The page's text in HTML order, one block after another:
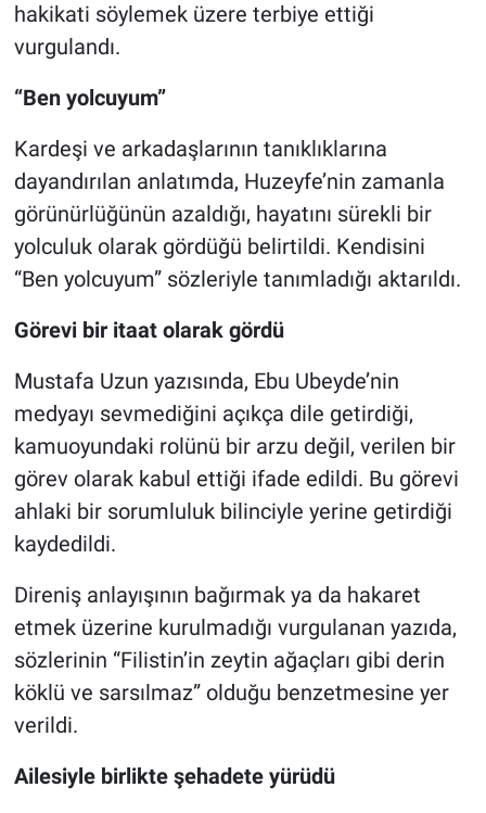
hakikati söylemek üzere terbiye ettiği
vurgulandı.
“Ben yolcuyum”
Kardeşi ve arkadaşlarının tanıklıklarına
dayandırılan anlatımda, Huzeyfe’nin zamanla
görünürlüğünün azaldığı, hayatını sürekli bir
yolculuk olarak gördüğü belirtildi. Kendisini
“Ben yolcuyum” sözleriyle tanımladığı aktarıldı.
Görevi bir itaat olarak gördü
Mustafa Uzun yazısında, Ebu Ubeyde’nin
medyayı sevmediğini açıkça dile getirdiği,
kamuoyundaki rolünü bir arzu değil, verilen bir
görev olarak kabul ettiği ifade edildi. Bu görevi
ahlaki bir sorumluluk bilinciyle yerine getirdiği
kaydedildi.
Direniş anlayışının bağırmak ya da hakaret
etmek üzerine kurulmadığı vurgulanan yazıda,
sözlerinin “Filistin’in zeytin ağaçları gibi derin
köklü ve sarsılmaz” olduğu benzetmesine yer
verildi.
Ailesiyle birlikte şehadete yürüdü